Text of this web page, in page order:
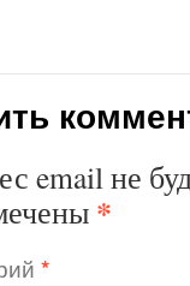
email не
*
*